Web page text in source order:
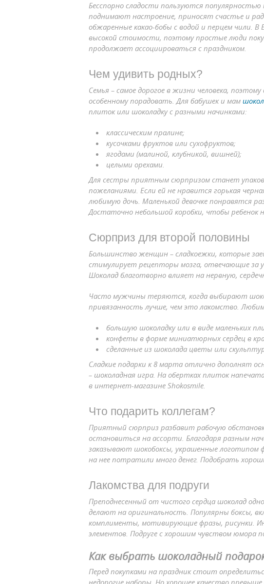
Бесспорно сладости пользуются
поднимают настроение, приносят счастье и
обжаренные какао-бобы с водой и перцем чили.
высокой стоимости, поэтому простые люди
продолжает ассоциироваться с праздником.
Чем удивить родных?
Семья – самое дорогое в жизни человека,
особенному порадовать. Для бабушек и мам
плиток или шоколадку с разными начинками:
классическим пралине;
кусочками фруктов или сухофруктов;
ягодами (малиной, клубникой, вишней);
целыми орехами.
Для сестры приятным сюрпризом станет
пожеланиями. Если ей не нравится горькая
любимую дочь. Маленькой девочке понравятся
Достаточно небольшой коробки, чтобы ребенок
Сюрприз для второй половины
Большинство женщин – сладкоежки, которые
стимулирует рецепторы мозга, отвечающие за
Шоколад благотворно влияет на нервную,
Часто мужчины теряются, когда выбирают
привязанность лучше, чем это лакомство.
большую шоколадку или в виде маленьких
конфеты в форме миниатюрных сердец в
сделанные из шоколада цветы или
Сладкие подарки к 8 марта отлично дополнят
– шоколадная игра. На обертках плиток
в интернет-магазине Shokosmile.
Что подарить коллегам?
Приятный сюрприз разбавит рабочую
остановиться на ассорти. Благодаря разным
заказывают шокобоксы, украшенные логотипом
на нее потратили много денег. Подобрать
Лакомства для подруги
Преподнесенный от чистого сердца шоколад
делают на оригинальность. Популярны боксы,
комплименты, мотивирующие фразы, рисунки.
элементов. Подруге с хорошим чувством юмора
Как выбрать шоколадный
Перед покупками на праздник стоит
недорогие наборы. Но хорошее качество